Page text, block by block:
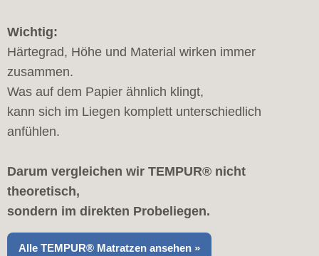
Wichtig:
Härtegrad, Höhe und Material wirken immer
zusammen.
Was auf dem Papier ähnlich klingt,
kann sich im Liegen komplett unterschiedlich
anfühlen.
Darum vergleichen wir TEMPUR® nicht
theoretisch,
sondern im direkten Probeliegen.
Alle TEMPUR® Matratzen ansehen »